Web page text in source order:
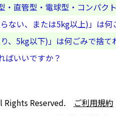
・直管型・電球型・コンパ
らない、または5kg以上)」は
、5kg以下)」は何ごみで捨
ばいいですか？
Reserved. ご利用規約